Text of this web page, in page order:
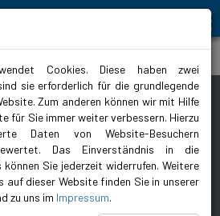
Cookies. Diese haben zwei
sie erforderlich für die grundlegende
Zum anderen können wir mit Hilfe
für Sie immer weiter verbessern. Hierzu
Daten von Website-Besuchern
Das Einverständnis in die
können Sie jederzeit widerrufen. Weitere
auf dieser Website finden Sie in unserer
zu uns im Impressum.